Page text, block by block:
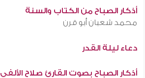
أذكار الصباح من الكتاب والسنة
محمد شعبان أبو قرن
دعاء ليلة القدر
أذكار الصباح بصوت القارئ صلاح الألفي